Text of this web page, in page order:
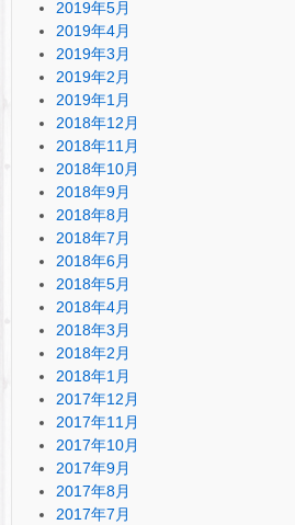
2019年5月
2019年4月
2019年3月
2019年2月
2019年1月
2018年12月
2018年11月
2018年10月
2018年9月
2018年8月
2018年7月
2018年6月
2018年5月
2018年4月
2018年3月
2018年2月
2018年1月
2017年12月
2017年11月
2017年10月
2017年9月
2017年8月
2017年7月